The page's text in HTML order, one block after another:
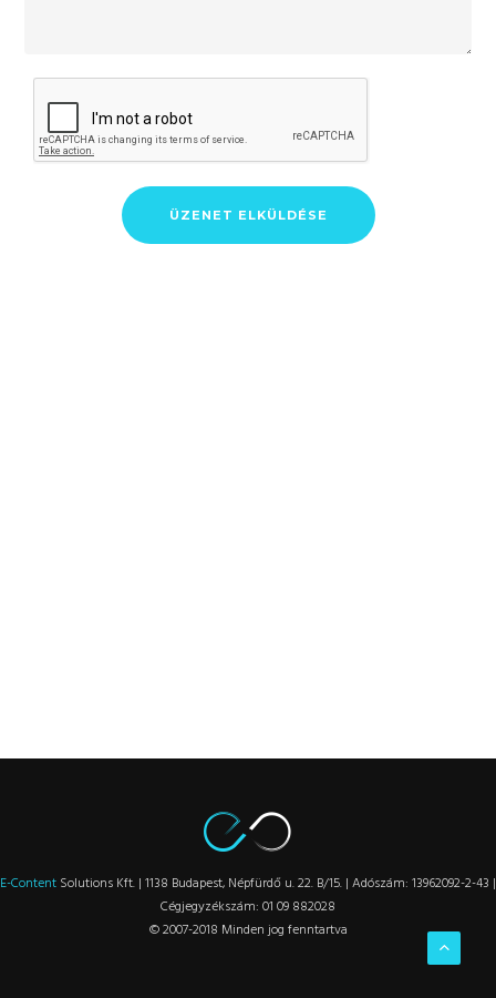
E-Content Solutions Kft. | 1138 Budapest, Népfürdő u. 22. B/15. | Adószám: 13962092-2-43 |
Cégjegyzékszám: 01 09 882028
© 2007-2018 Minden jog fenntartva